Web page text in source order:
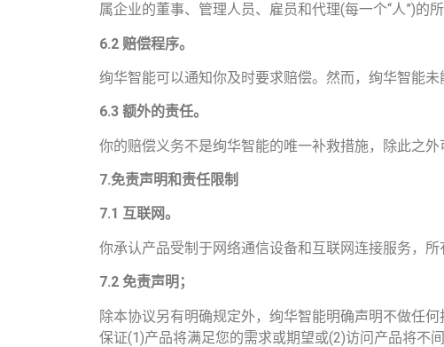
属企业的董事、管理人员、雇员和代理(每一个“人”)的
6.2 赔偿程序。
绚华智能可以通知你及时要求赔偿。然而，绚华智能
6.3 额外的责任。
你的赔偿义务不是绚华智能的唯一补救措施，除此之
7.免责声明和责任限制
7.1 互联网。
你承认产品受制于网络通信设备和互联网连接服务，所
7.2 免责声明；
除本协议另有明确规定外，绚华智能明确声明不做任
保证(1)产品将满足您的需求或期望或(2)访问产品将不